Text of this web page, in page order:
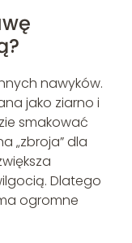
nawyków.
jako ziarno i
smakować
„zbroja” dla
Dlatego
ogromne